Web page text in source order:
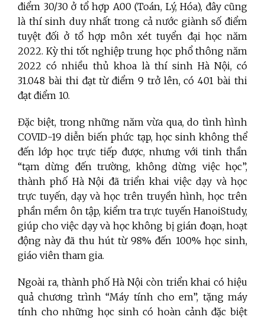
điểm 30/30 ở tổ hợp A00 (Toán, Lý, Hóa), đây cũng
là thí sinh duy nhất trong cả nước giành số điểm
tuyệt đối ở tổ hợp môn xét tuyển đại học năm
2022. Kỳ thi tốt nghiệp trung học phổ thông năm
2022 có nhiều thủ khoa là thí sinh Hà Nội, có
31.048 bài thi đạt từ điểm 9 trở lên, có 401 bài thi
đạt điểm 10.
Đặc biệt, trong những năm vừa qua, do tình hình
COVID-19 diễn biến phức tạp, học sinh không thể
đến lớp học trực tiếp được, nhưng với tinh thần
“tạm dừng đến trường, không dừng việc học”,
thành phố Hà Nội đã triển khai việc dạy và học
trực tuyến, dạy và học trên truyền hình, học trên
phần mềm ôn tập, kiểm tra trực tuyến HanoiStudy,
giúp cho việc dạy và học không bị gián đoạn, hoạt
động này đã thu hút từ 98% đến 100% học sinh,
giáo viên tham gia.
Ngoài ra, thành phố Hà Nội còn triển khai có hiệu
quả chương trình “Máy tính cho em”, tặng máy
tính cho những học sinh có hoàn cảnh đặc biệt